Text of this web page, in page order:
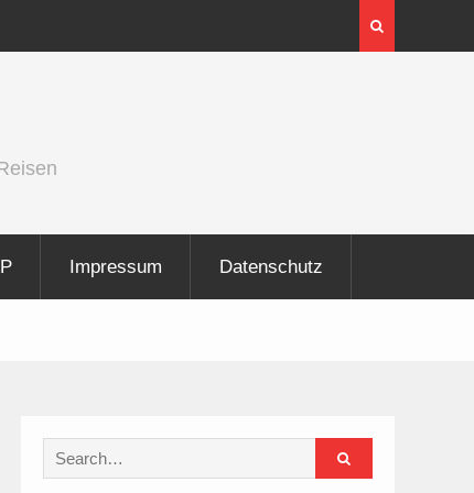
InnoTrans 2026 zeigt Technologien für die
Elektrifizierung der Schiene
Impressum Datenschutz
Search
for: